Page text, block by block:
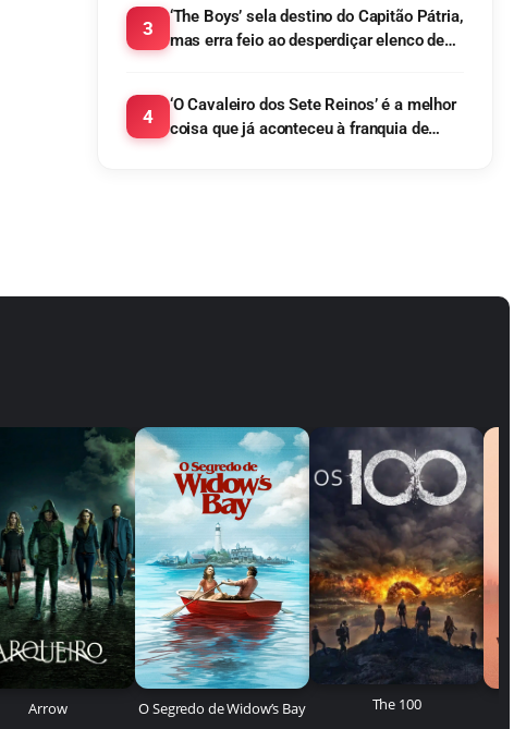
3
‘The Boys’ sela destino do Capitão Pátria,
mas erra feio ao desperdiçar elenco de
4
‘O Cavaleiro dos Sete Reinos’ é a melhor
coisa que já aconteceu à franquia de
Arrow O Segredo de Widow’s Bay The 100